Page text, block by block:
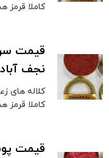
کاملا قرمز
قیمت
نجف آباد
کلاله های
کاملا قرمز همراه 20 درصد
قیمت